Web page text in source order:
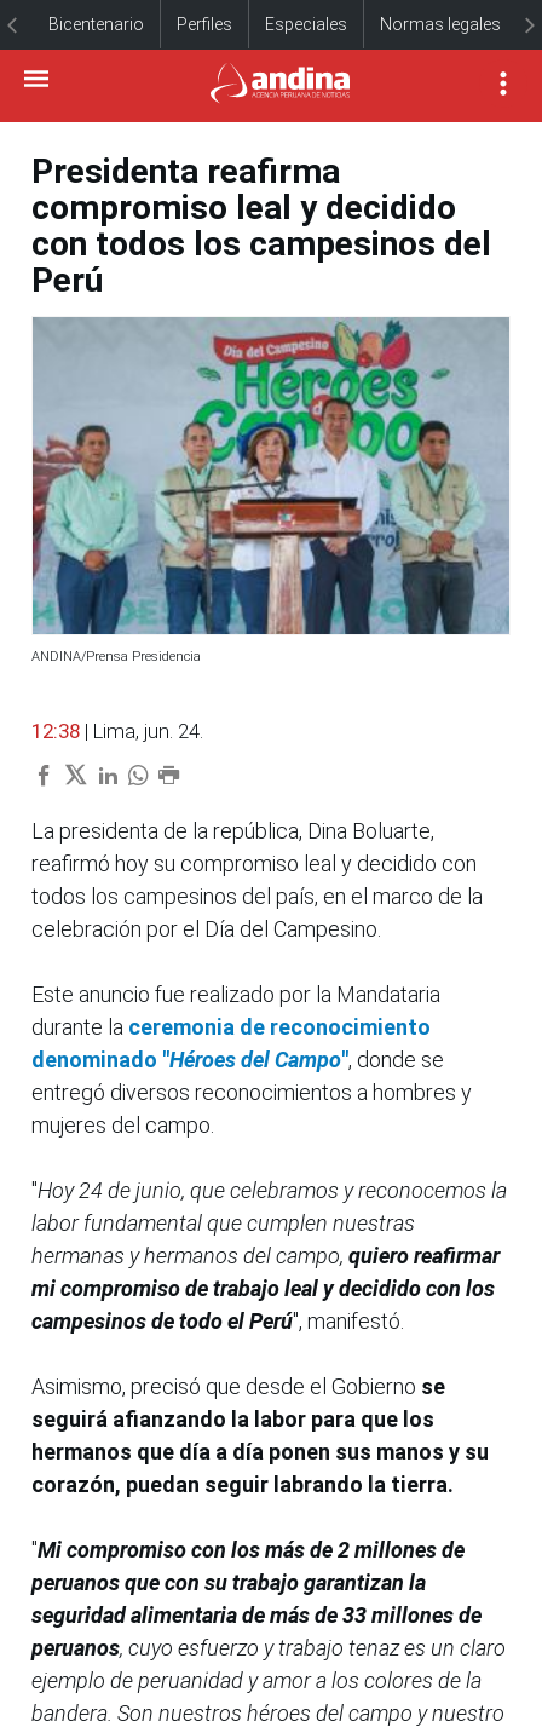
Bicentenario Perfiles Especiales Normas legales
Presidenta reafirma
compromiso leal y decidido
con todos los campesinos del
Perú
ANDINA/Prensa Presidencia
12:38 | Lima, jun. 24.
La presidenta de la república, Dina Boluarte,
reafirmó hoy su compromiso leal y decidido con
todos los campesinos del país, en el marco de la
celebración por el Día del Campesino.
Este anuncio fue realizado por la Mandataria
durante la ceremonia de reconocimiento
denominado "Héroes del Campo", donde se
entregó diversos reconocimientos a hombres y
mujeres del campo.
"Hoy 24 de junio, que celebramos y reconocemos la
labor fundamental que cumplen nuestras
hermanas y hermanos del campo, quiero reafirmar
mi compromiso de trabajo leal y decidido con los
campesinos de todo el Perú", manifestó.
Asimismo, precisó que desde el Gobierno se
seguirá afianzando la labor para que los
hermanos que día a día ponen sus manos y su
corazón, puedan seguir labrando la tierra.
"Mi compromiso con los más de 2 millones de
peruanos que con su trabajo garantizan la
seguridad alimentaria de más de 33 millones de
peruanos, cuyo esfuerzo y trabajo tenaz es un claro
ejemplo de peruanidad y amor a los colores de la
bandera. Son nuestros héroes del campo y nuestro